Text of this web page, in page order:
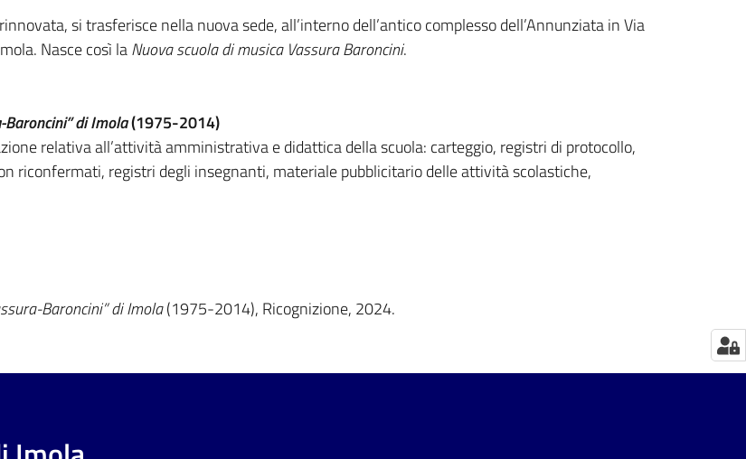
si trasferisce nella nuova sede, all’interno dell’antico complesso dell’Annunziata in Via
Nasce così laNuova scuola di musica Vassura Baroncini.
Baroncini” di Imola(1975-2014)
relativa all’attività amministrativa e didattica della scuola: carteggio, registri di protocollo,
riconfermati, registri degli insegnanti, materiale pubblicitario delle attività scolastiche,
Baroncini” di Imola(1975-2014), Ricognizione, 2024.